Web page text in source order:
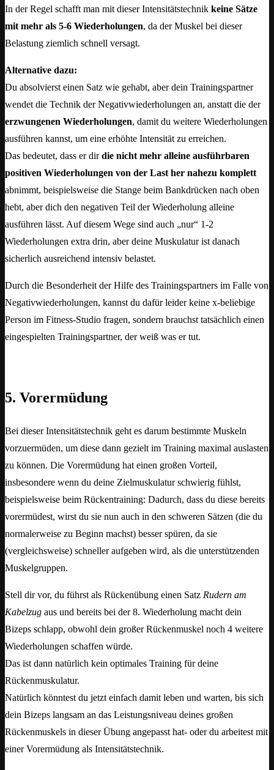
In der Regel schafft man mit dieser Intensitätstechnik keine Sätze
mit mehr als 5-6 Wiederholungen, da der Muskel bei dieser
Belastung ziemlich schnell versagt.
Alternative dazu:
Du absolvierst einen Satz wie gehabt, aber dein Trainingspartner
wendet die Technik der Negativwiederholungen an, anstatt die der
erzwungenen Wiederholungen, damit du weitere Wiederholungen
ausführen kannst, um eine erhöhte Intensität zu erreichen.
Das bedeutet, dass er dirdie nicht mehr alleine ausführbaren
positiven Wiederholungen von der Last her nahezu komplett
abnimmt, beispielsweise die Stange beim Bankdrücken nach oben
hebt, aber dich den negativen Teil der Wiederholung alleine
ausführen lässt. Auf diesem Wege sind auch „nur“ 1-2
Wiederholungen extra drin, aber deine Muskulatur ist danach
sicherlich ausreichend intensiv belastet.
Durch die Besonderheit der Hilfe des Trainingspartners im Falle von
Negativwiederholungen, kannst du dafür leider keine x-beliebige
Person im Fitness-Studio fragen, sondern brauchst tatsächlich einen
eingespielten Trainingspartner, der weiß was er tut.
5. Vorermüdung
Bei dieser Intensitätstechnik geht es darum bestimmte Muskeln
vorzuermüden, um diese dann gezielt im Training maximal auslasten
zu können. Die Vorermüdung hat einen großen Vorteil,
insbesondere wenn du deine Zielmuskulatur schwierig fühlst,
beispielsweise beim Rückentraining: Dadurch, dass du diese bereits
vorermüdest, wirst du sie nun auch in den schweren Sätzen (die du
normalerweise zu Beginn machst) besser spüren, da sie
(vergleichsweise) schneller aufgeben wird, als die unterstützenden
Muskelgruppen.
Stell dir vor, du führst als Rückenübung einen Satz Rudern am
Kabelzug aus und bereits bei der 8. Wiederholung macht dein
Bizeps schlapp, obwohl dein großer Rückenmuskel noch 4 weitere
Wiederholungen schaffen würde.
Das ist dann natürlich kein optimales Training für deine
Rückenmuskulatur.
Natürlich könntest du jetzt einfach damit leben und warten, bis sich
dein Bizeps langsam an das Leistungsniveau deines großen
Rückenmuskels in dieser Übung angepasst hat- oder du arbeitest mit
einer Vorermüdung als Intensitätstechnik.